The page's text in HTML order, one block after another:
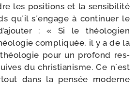
les posi­tions et la sen­si­bi­li­té
qu´il s´engage à conti­nuer le
: « Si le théo­lo­gien
com­pli­quée, il y a de la
pour un pro­fond res­
du chris­tia­nisme. Ce n´est
dans la pen­sée moderne